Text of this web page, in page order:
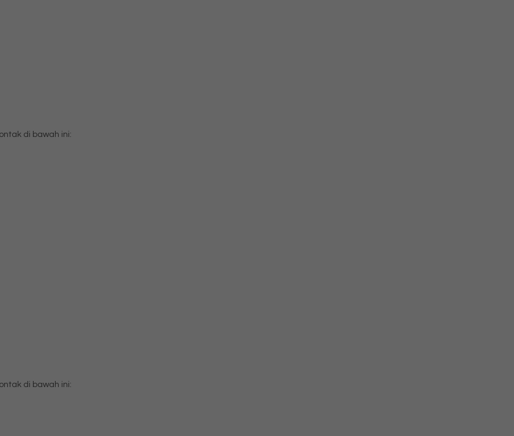
di bawah ini:
di bawah ini: